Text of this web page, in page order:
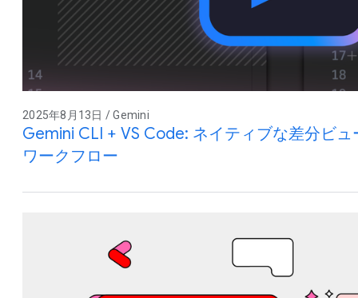
2025年8月13日 / Gemini
Gemini CLI + VS Code: ネイティブな差分ビ
ワークフロー